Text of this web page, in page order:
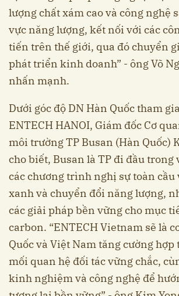
lượng chất xám cao và công nghệ
vực năng lượng, kết nối với các
tiến trên thế giới, qua đó chuyển
phát triển kinh doanh” - ông Võ
nhấn mạnh.
Dưới góc độ DN Hàn Quốc tham
ENTECH HANOI, Giám đốc Cơ
môi trường TP Busan (Hàn Quốc)
cho biết, Busan là TP đi đầu trong
các chương trình nghị sự toàn
xanh và chuyển đổi năng lượng,
các giải pháp bền vững cho mục
carbon. “ENTECH Vietnam sẽ là
Quốc và Việt Nam tăng cường hợp
mối quan hệ đối tác vững chắc,
kinh nghiệm và công nghệ để